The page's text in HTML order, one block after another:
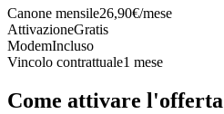
Canone mensile26,90€/mese
AttivazioneGratis
ModemIncluso
Vincolo contrattuale1 mese
Come attivare l'offerta